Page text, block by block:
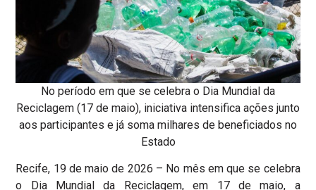
No período em que se celebra o Dia Mundial da
Reciclagem (17 de maio), iniciativa intensifica ações junto
aos participantes e já soma milhares de beneficiados no
Estado
Recife, 19 de maio de 2026 – No mês em que se celebra
o Dia Mundial da Reciclagem, em 17 de maio, a